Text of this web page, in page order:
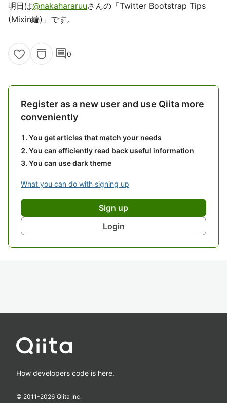
明日は@nakahararuuさんの「Twitter Bootstrap Tips
(Mixin編)」です。
comment0
Register as a new user and use Qiita more
conveniently
You get articles that match your needs
You can efficiently read back useful information
You can use dark theme
What you can do with signing up
Sign up
Login
How developers code is here.
© 2011-2026 Qiita Inc.